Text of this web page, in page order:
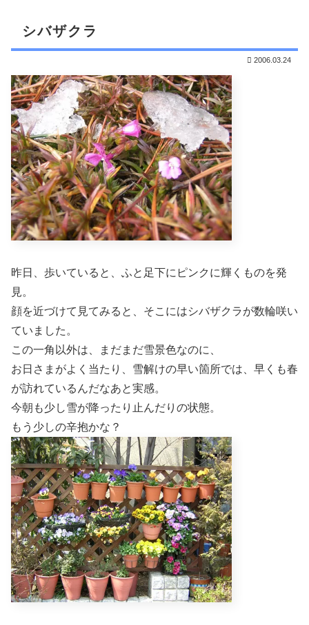
シバザクラ
2006.03.24
昨日、歩いていると、ふと足下にピンクに輝くものを発
見。
顔を近づけて見てみると、そこにはシバザクラが数輪咲い
ていました。
この一角以外は、まだまだ雪景色なのに、
お日さまがよく当たり、雪解けの早い箇所では、早くも春
が訪れているんだなあと実感。
今朝も少し雪が降ったり止んだりの状態。
もう少しの辛抱かな？